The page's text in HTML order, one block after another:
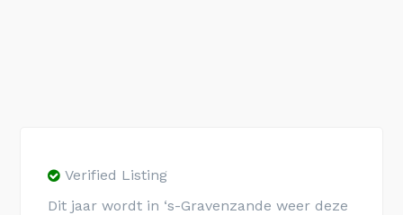
Verified Listing
Dit jaar wordt in ‘s-Gravenzande weer deze